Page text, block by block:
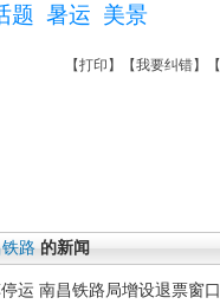
题 暑运 美景
【打印 】【我要纠错】【
路 的新闻
运 南昌铁路局增设退票窗口